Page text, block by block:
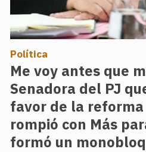
Me voy antes que
Senadora del PJ
favor de la
rompió con Más
formó un
Política